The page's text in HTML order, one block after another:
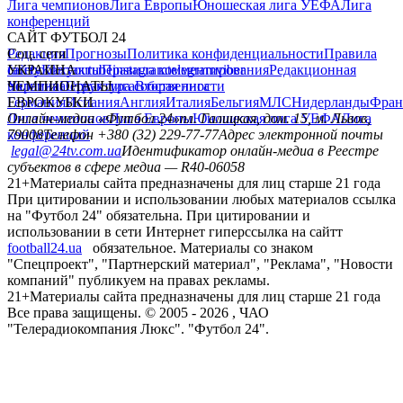
Лига чемпионовЛига ЕвропыЮношеская лига УЕФАЛига
конференций
САЙТ ФУТБОЛ 24
РедакцияПрогнозыПолитика конфиденциальностиПравила
сайтуКонтактыПравила комментированияРедакционная
политикаСтруктура собственности
Соц. сети
facebookxyoutubeinstagramtelegramviber
УКРАИНА
УкраинаПервая лигаВторая лига
ЧЕМПИОНАТЫ
ГерманияИспанияАнглияИталияБельгияМЛСНидерланды
ЕВРОКУБКИ
Лига чемпионовЛига ЕвропыЮношеская лига УЕФАЛига
конференций
Онлайн-медиа «Футбол 24»пл. Галицкая, дом. 15, м. Львов,
79008Телефон +380 (32) 229-77-77Адрес электронной почты
legal@24tv.com.uaИдентификатор онлайн-медиа в Реестре
субъектов в сфере медиа — R40-06058
21+Материалы сайта предназначены для лиц старше 21 года
При цитировании и использовании любых материалов ссылка
на "Футбол 24" обязательна. При цитировании и
использовании в сети Интернет гиперссылка на сайтт
football24.ua
обязательное. Материалы со знаком
"Спецпроект", "Партнерский материал", "Реклама", "Новости
компаний" публикуем на правах рекламы.
21+Материалы сайта предназначены для лиц старше 21 года
Все права защищены. © 2005 - 2026 , ЧАО
"Телерадиокомпания Люкс". "Футбол 24".